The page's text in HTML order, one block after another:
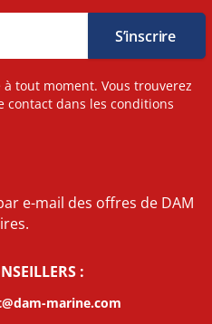
tout moment. Vous trouverez
contact dans les conditions
e-mail des offres de DAM
:
marine.com